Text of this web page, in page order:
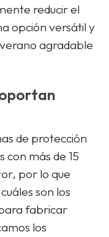
reducir el
opción versátil y
agradable
de protección
más de 15
por lo que
son los
fabricar
los